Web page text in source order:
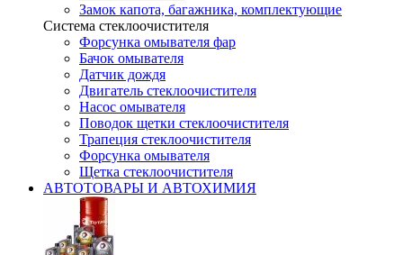
Замок капота, багажника, комплектующие
Система стеклоочистителя
Форсунка омывателя фар
Бачок омывателя
Датчик дождя
Двигатель стеклоочистителя
Насос омывателя
Поводок щетки стеклоочистителя
Трапеция стеклоочистителя
Форсунка омывателя
Щетка стеклоочистителя
АВТОТОВАРЫ И АВТОХИМИЯ